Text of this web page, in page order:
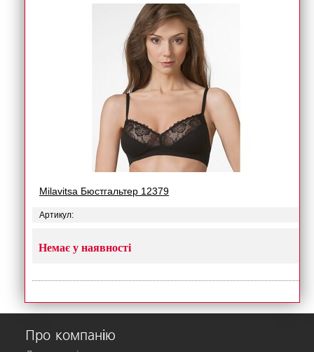
Milavitsa Бюстгальтер 12379
Артикул:
Немає у наявності
Про компанію